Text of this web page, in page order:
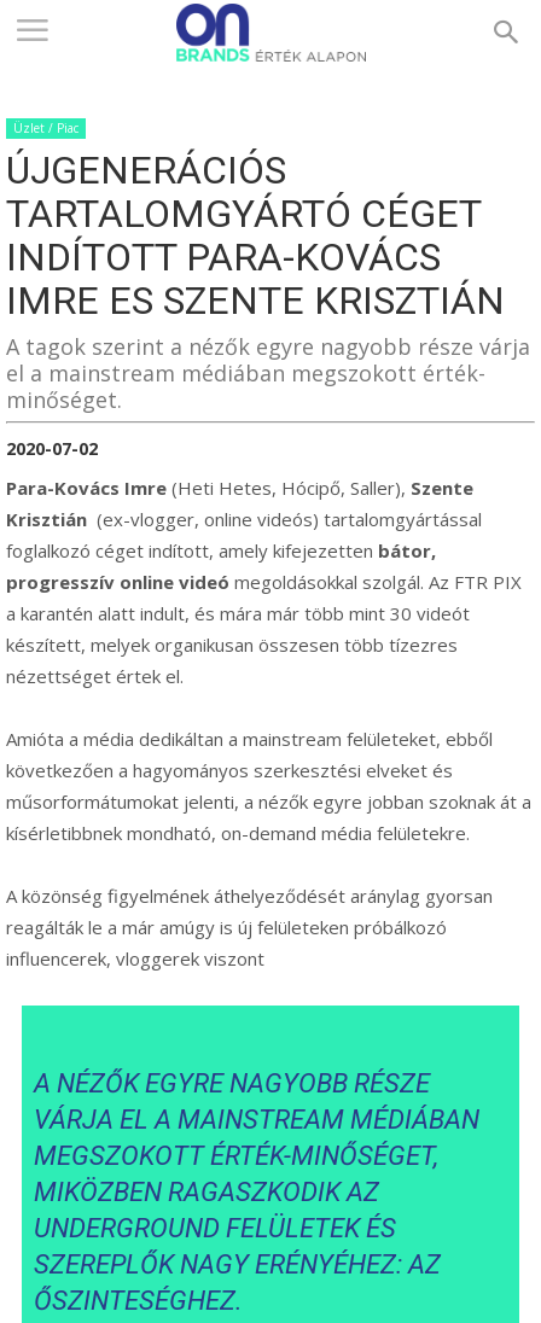
ONBRANDS
–
ÉRTÉK
ALAPON
Üzlet / Piac
ÚJGENERÁCIÓS
TARTALOMGYÁRTÓ CÉGET
INDÍTOTT PARA-KOVÁCS
IMRE ES SZENTE KRISZTIÁN
A tagok szerint a nézők egyre nagyobb része várja
el a mainstream médiában megszokott érték-
minőséget.
2020-07-02
Para-Kovács Imre (Heti Hetes, Hócipő, Saller), Szente
Krisztián (ex-vlogger, online videós) tartalomgyártással
foglalkozó céget indított, amely kifejezetten bátor,
progresszív online videó megoldásokkal szolgál. Az FTR PIX
a karantén alatt indult, és mára már több mint 30 videót
készített, melyek organikusan összesen több tízezres
nézettséget értek el.
Amióta a média dedikáltan a mainstream felületeket, ebből
következően a hagyományos szerkesztési elveket és
műsorformátumokat jelenti, a nézők egyre jobban szoknak át a
kísérletibbnek mondható, on-demand média felületekre.
A közönség figyelmének áthelyeződését aránylag gyorsan
reagálták le a már amúgy is új felületeken próbálkozó
influencerek, vloggerek viszont
A NÉZŐK EGYRE NAGYOBB RÉSZE
VÁRJA EL A MAINSTREAM MÉDIÁBAN
MEGSZOKOTT ÉRTÉK-MINŐSÉGET,
MIKÖZBEN RAGASZKODIK AZ
UNDERGROUND FELÜLETEK ÉS
SZEREPLŐK NAGY ERÉNYÉHEZ: AZ
ŐSZINTESÉGHEZ.